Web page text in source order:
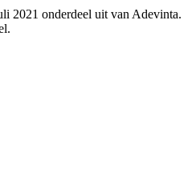
2021 onderdeel uit van Adevinta.